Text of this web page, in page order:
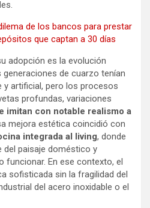
de los bancos para prestar
que captan a 30 días
adopción es la evolución
de cuarzo tenían
artificial, pero los procesos
profundas, variaciones
imitan con notable realismo a
mejora estética coincidió con
integrada al living, donde
del paisaje doméstico y
funcionar. En ese contexto, el
sofisticada sin la fragilidad del
del acero inoxidable o el